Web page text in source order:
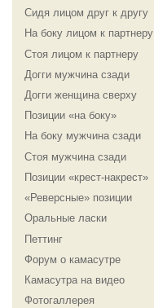
Сидя лицом друг к другу
На боку лицом к партнеру
Стоя лицом к партнеру
Догги мужчина сзади
Догги женщина сверху
Позиции «на боку»
На боку мужчина сзади
Стоя мужчина сзади
Позиции «крест-накрест»
«Реверсные» позиции
Оральные ласки
Петтинг
Форум о камасутре
Камасутра на видео
Фотогаллерея